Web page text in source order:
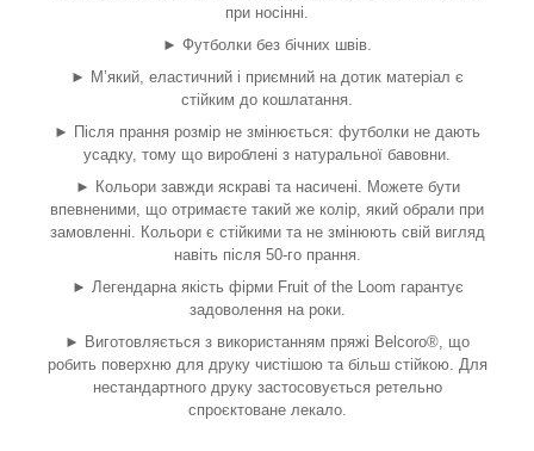
при носінні.
► Футболки без бічних швів.
► М’який, еластичний і приємний на дотик матеріал є
стійким до кошлатання.
► Після прання розмір не змінюється: футболки не дають
усадку, тому що вироблені з натуральної бавовни.
► Кольори завжди яскраві та насичені. Можете бути
впевненими, що отримаєте такий же колір, який обрали при
замовленні. Кольори є стійкими та не змінюють свій вигляд
навіть після 50-го прання.
► Легендарна якість фірми Fruit of the Loom гарантує
задоволення на роки.
► Виготовляється з використанням пряжі Belcoro® , що
робить поверхню для друку чистішою та більш стійкою. Для
нестандартного друку застосовується ретельно
спроєктоване лекало.